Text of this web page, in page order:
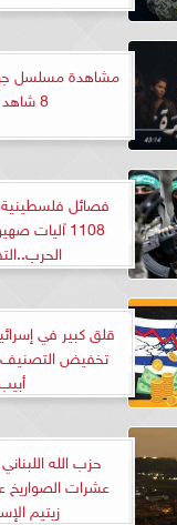
مشاهدة مسلسل
8 شاهد HD
فصائل
1108 آليات
قلق كبير في
تخفيض التصنيف
حزب الله
عشرات الصواريخ
زيتيم